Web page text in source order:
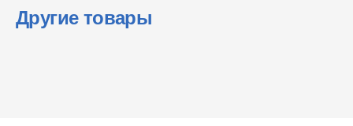
Другие товары